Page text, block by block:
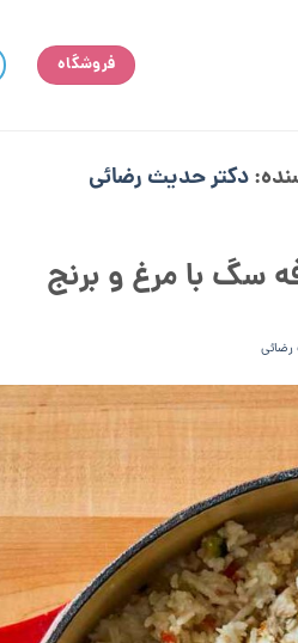
فروشگاه
دکتر حدیث رضائی
سگ با مرغ و برنج